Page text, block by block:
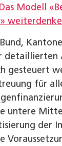
Modell
detaillierten
gesteuert
für
untere
der